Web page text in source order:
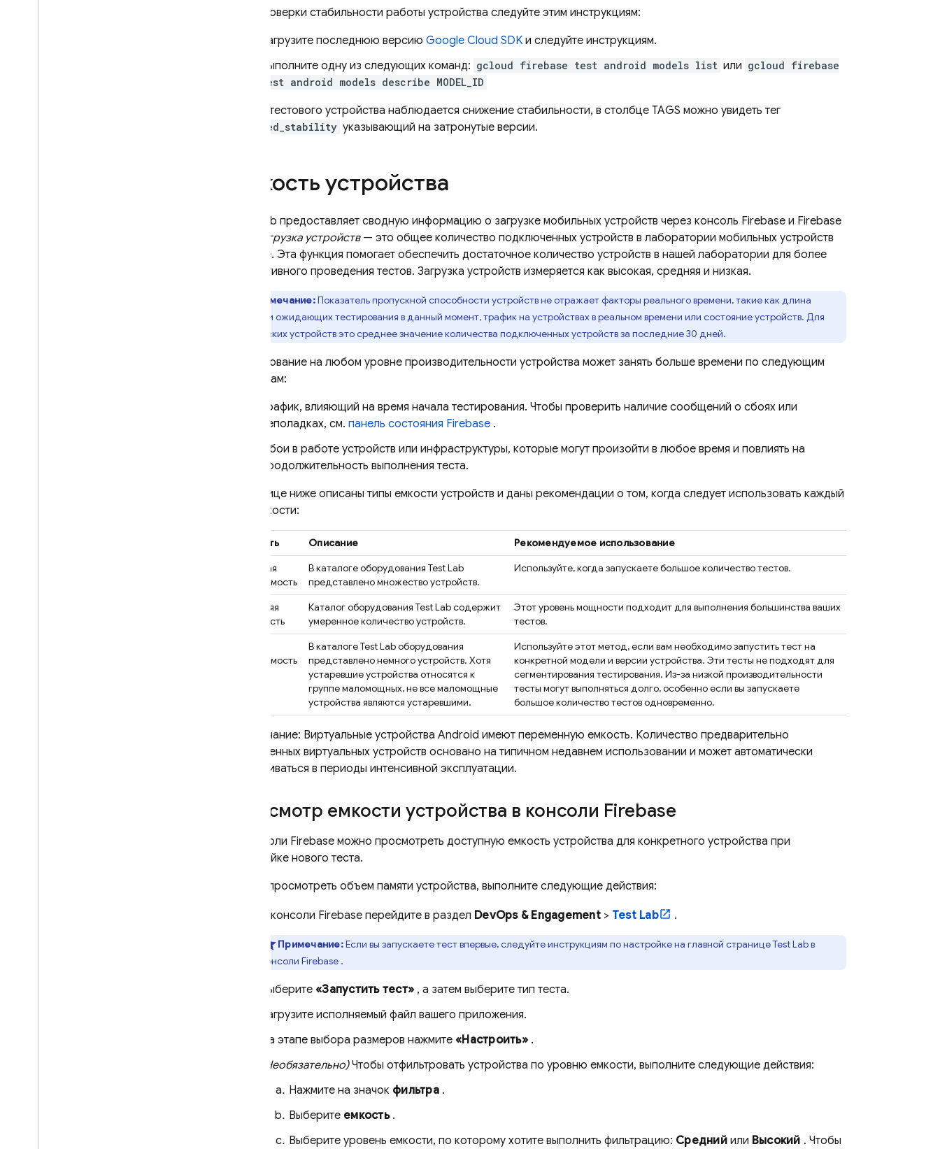
Для проверки стабильности работы устройства следуйте этим инструкциям:
Загрузите последнюю версию Google Cloud SDK и следуйте инструкциям.
Выполните одну из следующих команд: gcloud firebase test android models list или gcloud firebase
test android models describe MODEL_ID
Если у тестового устройства наблюдается снижение стабильности, в столбце TAGS можно увидеть тег
reduced_stability указывающий на затронутые версии.
Емкость устройства
Test Lab предоставляет сводную информацию о загрузке мобильных устройств через консоль Firebase и Firebase
Загрузка устройств— это общее количество подключенных устройств в лаборатории мобильных устройств
Google. Эта функция помогает обеспечить достаточное количество устройств в нашей лаборатории для более
эффективного проведения тестов. Загрузка устройств измеряется как высокая, средняя и низкая.
Примечание:Показатель пропускной способности устройств не отражает факторы реального времени, такие как длина
очереди ожидающих тестирования в данный момент, трафик на устройствах в реальном времени или состояние устройств. Для
физических устройств это среднее значение количества подключенных устройств за последние 30 дней.
Тестирование на любом уровне производительности устройства может занять больше времени по следующим
причинам:
Трафик, влияющий на время начала тестирования. Чтобы проверить наличие сообщений о сбоях или
неполадках, см. панель состояния Firebase .
Сбои в работе устройств или инфраструктуры, которые могут произойти в любое время и повлиять на
продолжительность выполнения теста.
В таблице ниже описаны типы емкости устройств и даны рекомендации о том, когда следует использовать каждый
тип емкости:
Емкость Описание
Рекомендуемое использование
Высокая
вместимость
В каталоге оборудования Test Lab
представлено множество устройств.
Используйте, когда запускаете большое количество тестов.
Средняя
мощность
Каталог оборудования Test Labсодержит
умеренное количество устройств.
Этот уровень мощности подходит для выполнения большинства ваших
тестов.
вместимость
В каталогеTest Labоборудования
представлено немного устройств. Хотя
устаревшие устройства относятся к
группе маломощных, не все маломощные
устройства являются устаревшими.
Используйте этот метод, если вам необходимо запустить тест на
конкретной модели и версии устройства. Эти тесты не подходят для
сегментирования тестирования. Из-за низкой производительности
тесты могут выполняться долго, особенно если вы запускаете
большое количество тестов одновременно.
Примечание: Виртуальные устройства Android имеют переменную емкость. Количество предварительно
загруженных виртуальных устройств основано на типичном недавнем использовании и может автоматически
увеличиваться в периоды интенсивной эксплуатации.
Просмотр емкости устройства в консоли Firebase
В консоли Firebase можно просмотреть доступную емкость устройства для конкретного устройства при
настройке нового теста.
Чтобы просмотреть объем памяти устройства, выполните следующие действия:
В консоли Firebase перейдите в раздел DevOps & Engagement> Test Lab .
Примечание:Если вы запускаете тест впервые, следуйте инструкциям по настройке на главной страницеTest Labв
консоли Firebase .
Выберите «Запустить тест» , а затем выберите тип теста.
Загрузите исполняемый файл вашего приложения.
На этапе выбора размеров нажмите «Настроить».
(Необязательно)Чтобы отфильтровать устройства по уровню емкости, выполните следующие действия:
Нажмите на значок фильтра.
Выберите емкость.
Выберите уровень емкости, по которому хотите выполнить фильтрацию: Среднийили Высокий . Чтобы